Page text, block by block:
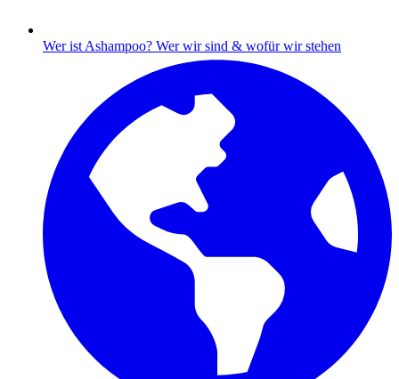
Wer ist Ashampoo? Wer wir sind & wofür wir stehen